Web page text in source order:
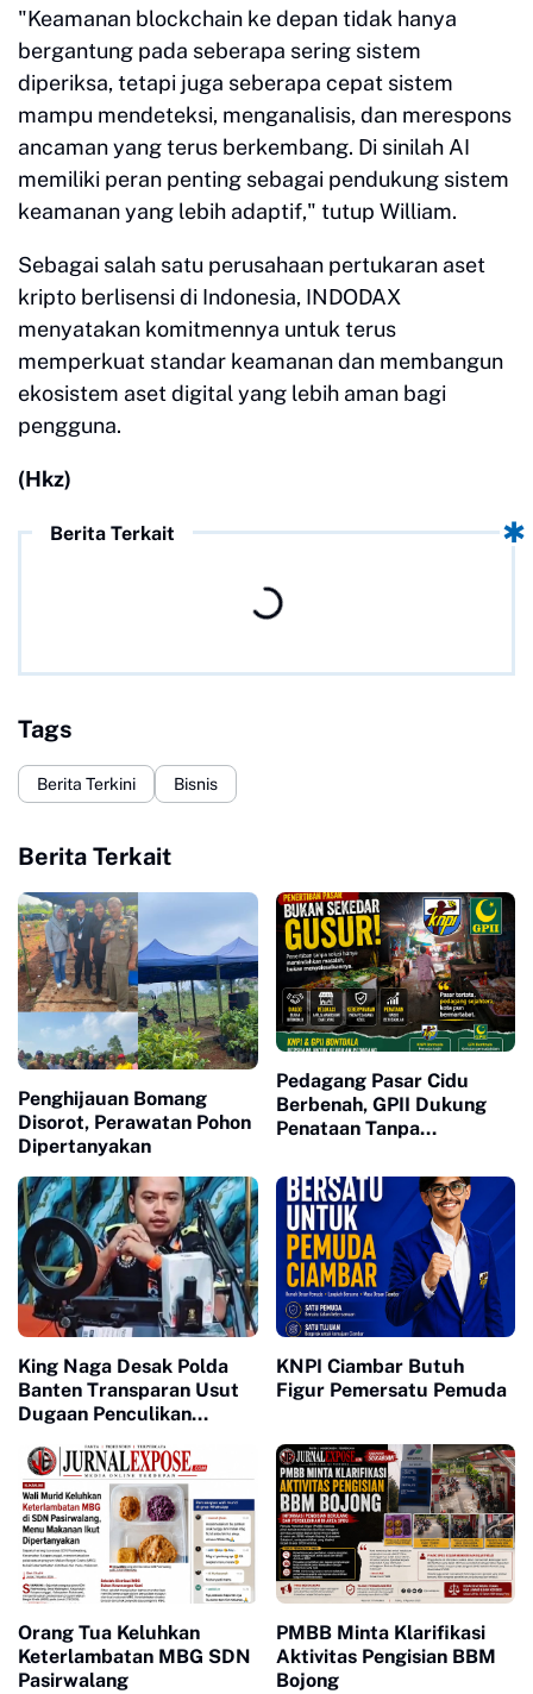
"Keamanan blockchain ke depan tidak hanya
bergantung pada seberapa sering sistem
diperiksa, tetapi juga seberapa cepat sistem
mampu mendeteksi, menganalisis, dan merespons
ancaman yang terus berkembang. Di sinilah AI
memiliki peran penting sebagai pendukung sistem
keamanan yang lebih adaptif," tutup William.
Sebagai salah satu perusahaan pertukaran aset
kripto berlisensi di Indonesia, INDODAX
menyatakan komitmennya untuk terus
memperkuat standar keamanan dan membangun
ekosistem aset digital yang lebih aman bagi
pengguna.
(Hkz)
Berita Terkait
Tags
Berita Terkini Bisnis
Berita Terkait
Penghijauan Bomang
Disorot, Perawatan Pohon
Dipertanyakan
Pedagang Pasar Cidu
Berbenah, GPII Dukung
Penataan Tanpa
King Naga Desak Polda
Banten Transparan Usut
Dugaan Penculikan
KNPI Ciambar Butuh
Figur Pemersatu Pemuda
Orang Tua Keluhkan
Keterlambatan MBG SDN
Pasirwalang
PMBB Minta Klarifikasi
Aktivitas Pengisian BBM
Bojong